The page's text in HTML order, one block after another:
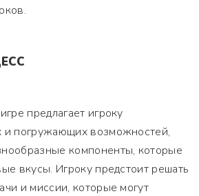
предлагает игроку
и погружающих возможностей,
компоненты, которые
вкусы. Игроку предстоит решать
и миссии, которые могут